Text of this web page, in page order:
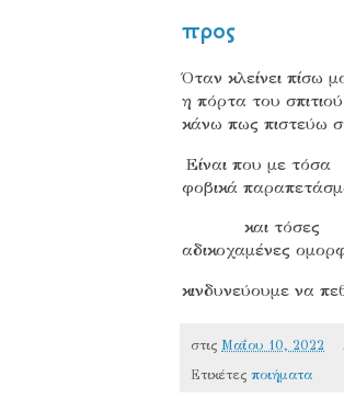
προς
Όταν κλείνει πίσω
η πόρτα του
κάνω πως πιστεύω
Είναι που με τόσα
φοβικά
και τόσες
αδικοχαμένες
κινδυνεύουμε να
στις Μαΐου 10, 2022
Ετικέτες ποιήματα